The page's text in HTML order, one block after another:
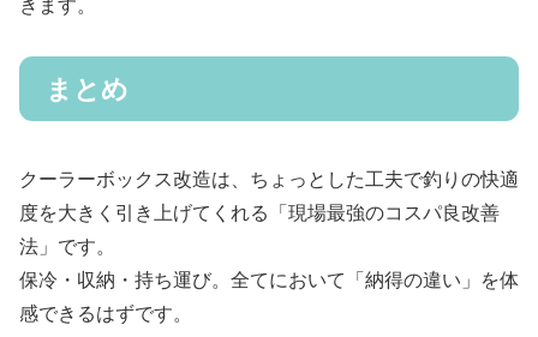
きます。
まとめ
クーラーボックス改造は、ちょっとした工夫で釣りの快適
度を大きく引き上げてくれる「現場最強のコスパ良改善
法」です。
保冷・収納・持ち運び。全てにおいて「納得の違い」を体
感できるはずです。